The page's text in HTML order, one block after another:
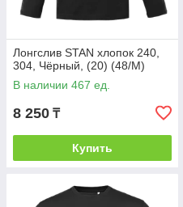
Лонгслив STAN хлопок 240,
304, Чёрный, (20) (48/M)
В наличии 467 ед.
8 250 ₸
Купить